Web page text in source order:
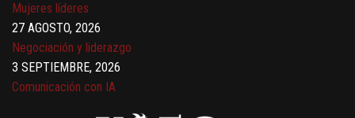
Mujeres líderes
27 AGOSTO, 2026
Negociación y liderazgo
3 SEPTIEMBRE, 2026
Comunicación con IA